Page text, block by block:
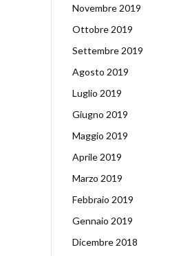
Novembre 2019
Ottobre 2019
Settembre 2019
Agosto 2019
Luglio 2019
Giugno 2019
Maggio 2019
Aprile 2019
Marzo 2019
Febbraio 2019
Gennaio 2019
Dicembre 2018